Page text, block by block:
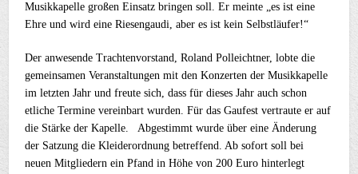
Musikkapelle großen Einsatz bringen soll. Er meinte „es ist eine
Ehre und wird eine Riesengaudi, aber es ist kein Selbstläufer!“
Der anwesende Trachtenvorstand, Roland Polleichtner, lobte die
gemeinsamen Veranstaltungen mit den Konzerten der Musikkapelle
im letzten Jahr und freute sich, dass für dieses Jahr auch schon
etliche Termine vereinbart wurden. Für das Gaufest vertraute er auf
die Stärke der Kapelle. Abgestimmt wurde über eine Änderung
der Satzung die Kleiderordnung betreffend. Ab sofort soll bei
neuen Mitgliedern ein Pfand in Höhe von 200 Euro hinterlegt